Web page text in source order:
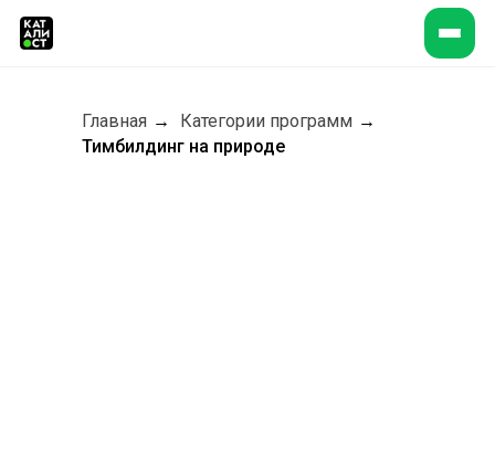
Главная → Категории программ →
Тимбилдинг на природе